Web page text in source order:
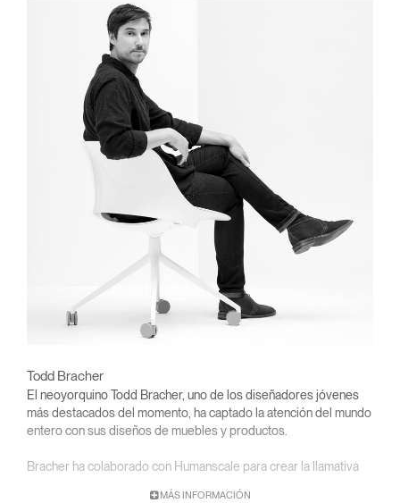
Todd Bracher
El neoyorquino Todd Bracher, uno de los diseñadores jóvenes
más destacados del momento, ha captado la atención del mundo
entero con sus diseños de muebles y productos.
Bracher ha colaborado con Humanscale para crear la llamativa
MÁS INFORMACIÓN